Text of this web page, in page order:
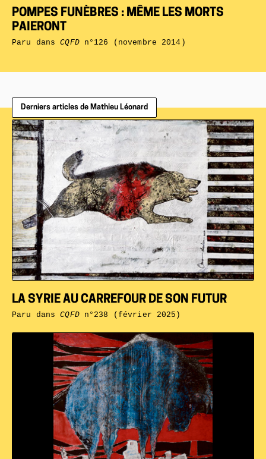
POMPES FUNÈBRES : MÊME LES MORTS
PAIERONT
Paru dansCQFDn°126 (novembre 2014)
Derniers articles de Mathieu Léonard
LA SYRIE AU CARREFOUR DE SON FUTUR
Paru dansCQFDn°238 (février 2025)